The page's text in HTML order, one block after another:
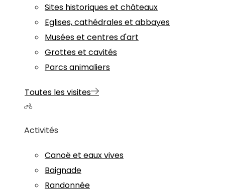
Sites historiques et châteaux
Eglises, cathédrales et abbayes
Musées et centres d'art
Grottes et cavités
Parcs animaliers
Toutes les visites
Activités
Canoë et eaux vives
Baignade
Randonnée